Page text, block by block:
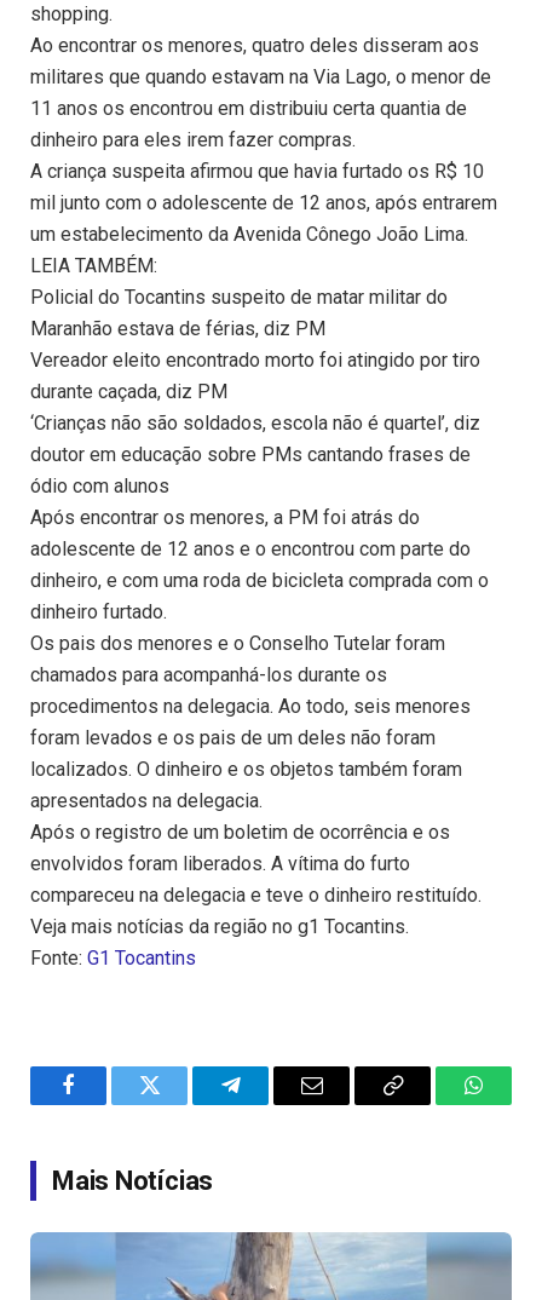
shopping.
Ao encontrar os menores, quatro deles disseram aos
militares que quando estavam na Via Lago, o menor de
11 anos os encontrou em distribuiu certa quantia de
dinheiro para eles irem fazer compras.
A criança suspeita afirmou que havia furtado os R$ 10
mil junto com o adolescente de 12 anos, após entrarem
um estabelecimento da Avenida Cônego João Lima.
LEIA TAMBÉM:
Policial do Tocantins suspeito de matar militar do
Maranhão estava de férias, diz PM
Vereador eleito encontrado morto foi atingido por tiro
durante caçada, diz PM
‘Crianças não são soldados, escola não é quartel’, diz
doutor em educação sobre PMs cantando frases de
ódio com alunos
Após encontrar os menores, a PM foi atrás do
adolescente de 12 anos e o encontrou com parte do
dinheiro, e com uma roda de bicicleta comprada com o
dinheiro furtado.
Os pais dos menores e o Conselho Tutelar foram
chamados para acompanhá-los durante os
procedimentos na delegacia. Ao todo, seis menores
foram levados e os pais de um deles não foram
localizados. O dinheiro e os objetos também foram
apresentados na delegacia.
Após o registro de um boletim de ocorrência e os
envolvidos foram liberados. A vítima do furto
compareceu na delegacia e teve o dinheiro restituído.
Veja mais notícias da região no g1 Tocantins.
Fonte: G1 Tocantins
FacebookTwitter TelegramEmail
Copy
Mais Notícias